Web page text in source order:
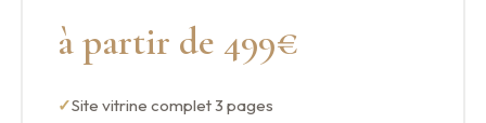
à partir de 499€
Site vitrine complet 3 pages